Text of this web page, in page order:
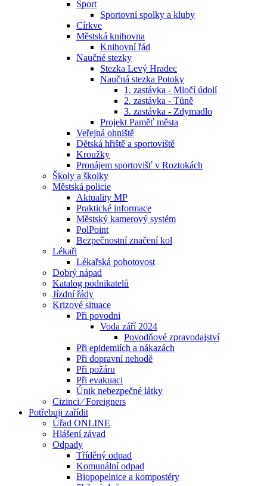
Sport
Sportovní spolky a kluby
Církve
Městská knihovna
Knihovní řád
Naučné stezky
Stezka Levý Hradec
Naučná stezka Potoky
1. zastávka - Mločí údolí
2. zastávka - Tůně
3. zastávka - Zdymadlo
Projekt Paměť města
Veřejná ohniště
Dětská hřiště a sportoviště
Kroužky
Pronájem sportovišť v Roztokách
Školy a školky
Městská policie
Aktuality MP
Praktické informace
Městský kamerový systém
PolPoint
Bezpečnostní značení kol
Lékaři
Lékařská pohotovost
Dobrý nápad
Katalog podnikatelů
Jízdní řády
Krizové situace
Při povodni
Voda září 2024
Povodňové zpravodajství
Při epidemiích a nákazách
Při dopravní nehodě
Při požáru
Při evakuaci
Únik nebezpečné látky
Cizinci ⁄ Foreigners
Potřebuji zařídit
Úřad ONLINE
Hlášení závad
Odpady
Tříděný odpad
Komunální odpad
Biopopelnice a kompostéry